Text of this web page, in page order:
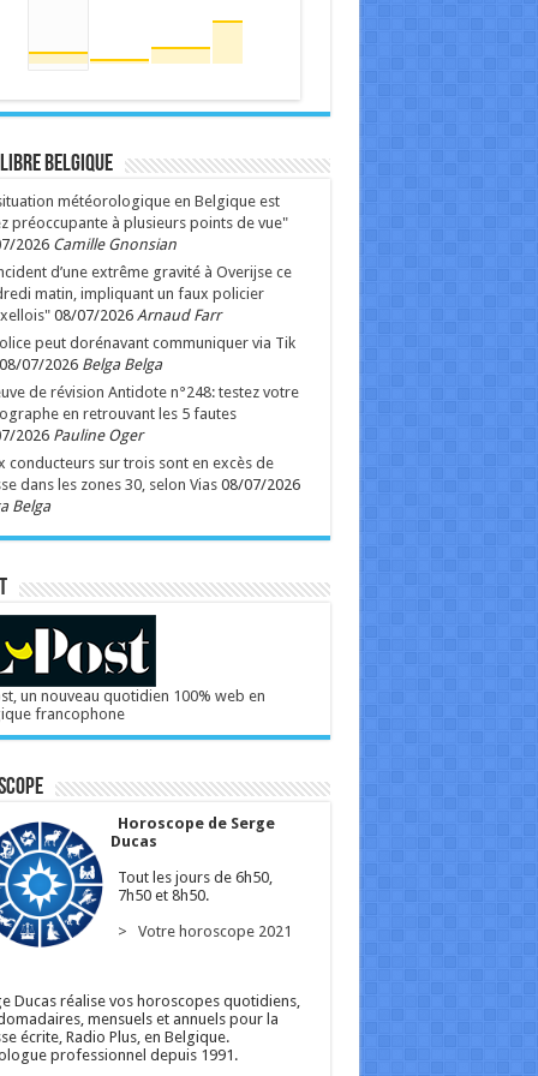
Belgique
météorologique en Belgique est
préoccupante à plusieurs points de vue"
2026 Camille Gnonsian
d’une extrême gravité à Overijse ce
matin, impliquant un faux policier
08/07/2026 Arnaud Farr
peut dorénavant communiquer via Tik
08/07/2026 Belga Belga
de révision Antidote n°248: testez votre
en retrouvant les 5 fautes
2026 Pauline Oger
conducteurs sur trois sont en excès de
dans les zones 30, selon Vias 08/07/2026
Belga
un nouveau quotidien 100% web en
francophone
Horoscope de Serge
Ducas
Tout les jours de 6h50,
7h50 et 8h50.
> Votre horoscope 2021
Ducas réalise vos horoscopes quotidiens,
mensuels et annuels pour la
écrite, Radio Plus, en Belgique.
professionnel depuis 1991.